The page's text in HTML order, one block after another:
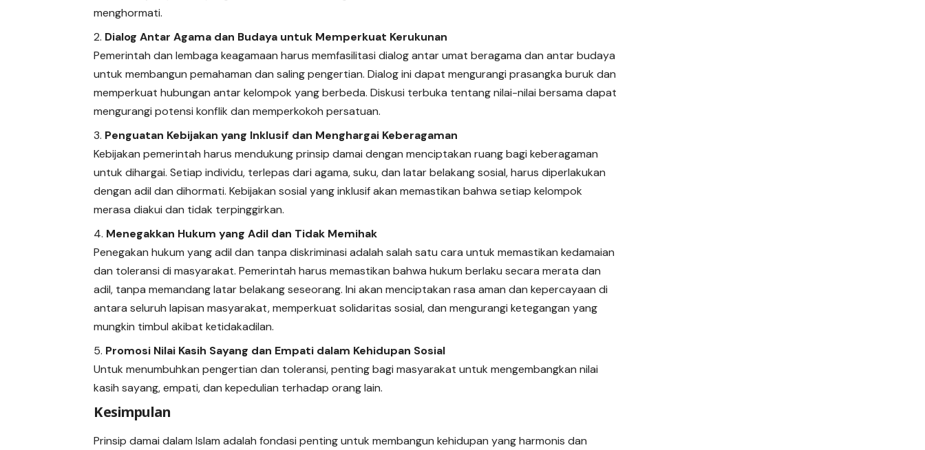
menghormati.
Dialog Antar Agama dan Budaya untuk Memperkuat Kerukunan
Pemerintah dan lembaga keagamaan harus memfasilitasi dialog antar umat beragama dan antar budaya
untuk membangun pemahaman dan saling pengertian. Dialog ini dapat mengurangi prasangka buruk dan
memperkuat hubungan antar kelompok yang berbeda. Diskusi terbuka tentang nilai-nilai bersama dapat
mengurangi potensi konflik dan memperkokoh persatuan.
Penguatan Kebijakan yang Inklusif dan Menghargai Keberagaman
Kebijakan pemerintah harus mendukung prinsip damai dengan menciptakan ruang bagi keberagaman
untuk dihargai. Setiap individu, terlepas dari agama, suku, dan latar belakang sosial, harus diperlakukan
dengan adil dan dihormati. Kebijakan sosial yang inklusif akan memastikan bahwa setiap kelompok
merasa diakui dan tidak terpinggirkan.
Menegakkan Hukum yang Adil dan Tidak Memihak
Penegakan hukum yang adil dan tanpa diskriminasi adalah salah satu cara untuk memastikan kedamaian
dan toleransi di masyarakat. Pemerintah harus memastikan bahwa hukum berlaku secara merata dan
adil, tanpa memandang latar belakang seseorang. Ini akan menciptakan rasa aman dan kepercayaan di
antara seluruh lapisan masyarakat, memperkuat solidaritas sosial, dan mengurangi ketegangan yang
mungkin timbul akibat ketidakadilan.
Promosi Nilai Kasih Sayang dan Empati dalam Kehidupan Sosial
Untuk menumbuhkan pengertian dan toleransi, penting bagi masyarakat untuk mengembangkan nilai
kasih sayang, empati, dan kepedulian terhadap orang lain.
Kesimpulan
Prinsip damai dalam Islam adalah fondasi penting untuk membangun kehidupan yang harmonis dan